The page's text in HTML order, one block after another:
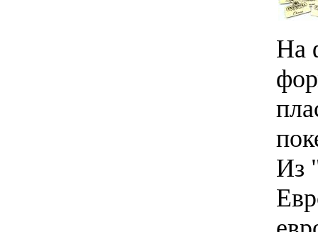
На
Из